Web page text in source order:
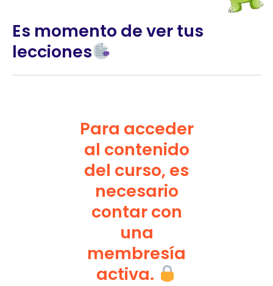
Es momento de ver tus
lecciones
Para acceder
al contenido
del curso, es
necesario
contar con
una
membresía
activa.